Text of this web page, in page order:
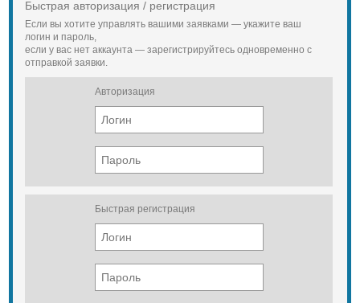
Быстрая авторизация / регистрация
Если вы хотите управлять вашими заявками — укажите ваш
логин и пароль,
если у вас нет аккаунта — зарегистрируйтесь одновременно с
отправкой заявки.
Авторизация
Быстрая регистрация